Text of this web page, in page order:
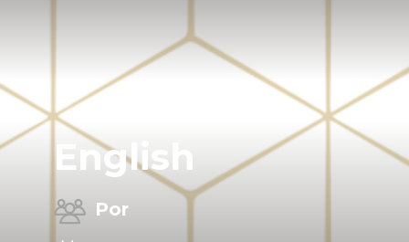
English
Por